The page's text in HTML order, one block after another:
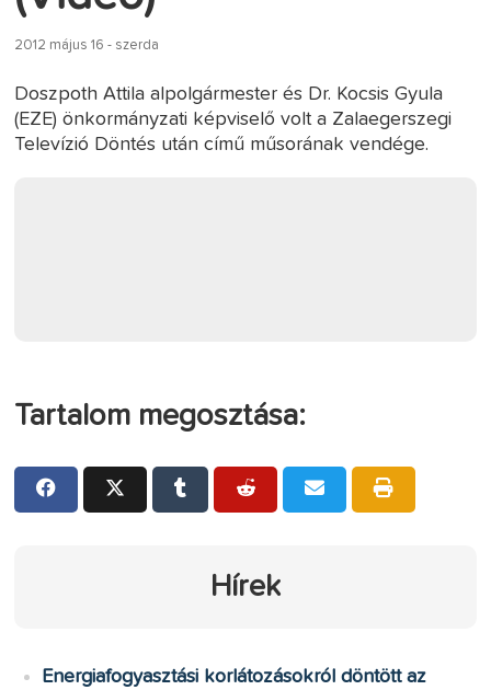
2012 május 16 - szerda
Doszpoth Attila alpolgármester és Dr. Kocsis Gyula
(EZE) önkormányzati képviselő volt a Zalaegerszegi
Televízió Döntés után című műsorának vendége.
Tartalom megosztása:
Hírek
Energiafogyasztási korlátozásokról döntött az